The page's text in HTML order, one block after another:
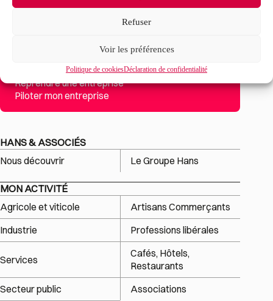
Refuser
Voir les préférences
Politique de cookiesDéclaration de confidentialité
Transmettre son entreprise
Reprendre une entreprise
Piloter mon entreprise
HANS & ASSOCIÉS
Nous découvrir
Le Groupe Hans
MON ACTIVITÉ
Agricole et viticole
Artisans Commerçants
Industrie
Professions libérales
Services
Cafés, Hôtels,
Restaurants
Secteur public
Associations